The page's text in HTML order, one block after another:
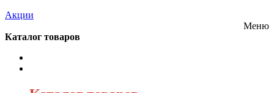
Акции
Меню
Каталог товаров